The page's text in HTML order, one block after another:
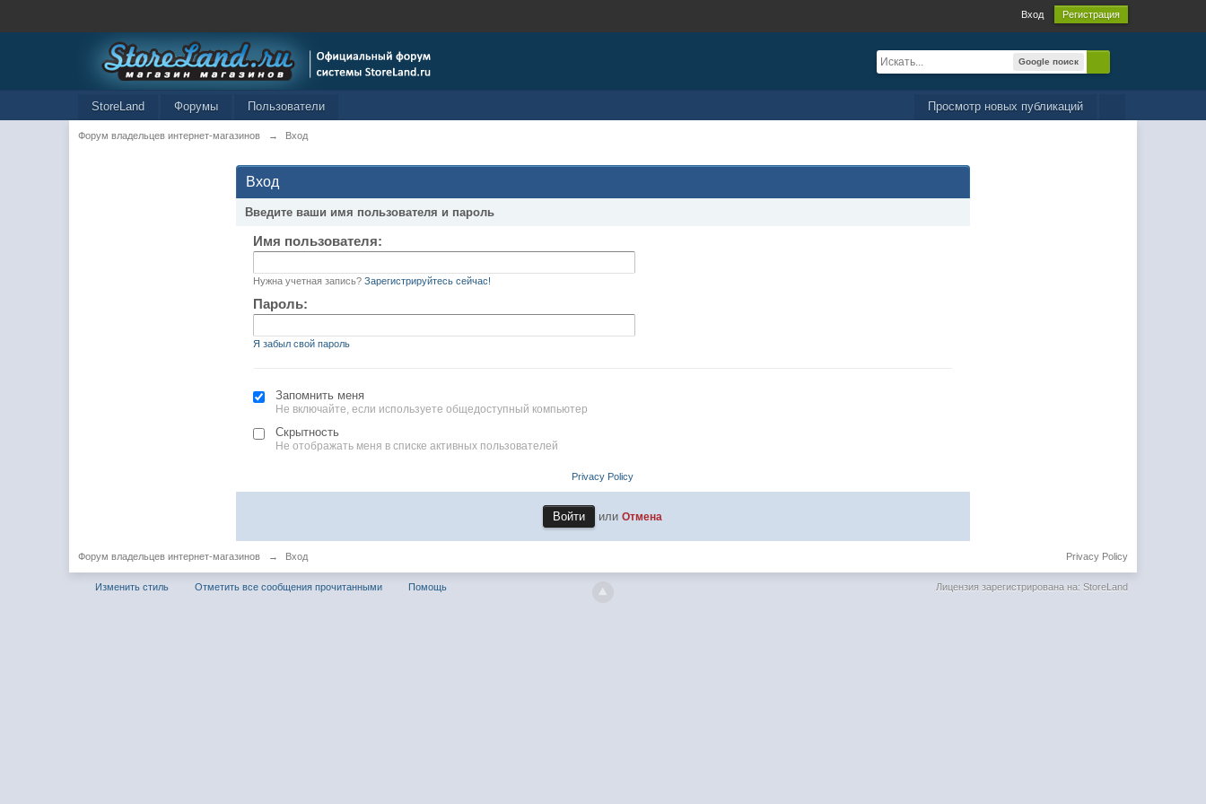
Вход Регистрация
Google поиск
Просмотр новых публикаций
StoreLand Форумы Пользователи
Форум владельцев интернет-магазинов → Вход
Вход
Введите ваши имя пользователя и пароль
Имя пользователя:
Нужна учетная запись? Зарегистрируйтесь сейчас!
Пароль:
Я забыл свой пароль
Запомнить меня
Не включайте, если используете общедоступный компьютер
Скрытность
Не отображать меня в списке активных пользователей
Privacy Policy
илиОтмена
Форум владельцев интернет-магазинов → Вход Privacy Policy
Изменить стиль Отметить все сообщения прочитанными Помощь Лицензия зарегистрирована на: StoreLand